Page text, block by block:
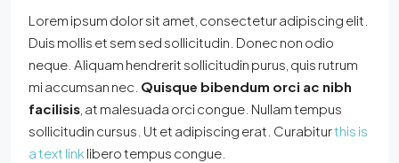
Lorem ipsum dolor sit amet, consectetur adipiscing elit.
Duis mollis et sem sed sollicitudin. Donec non odio
neque. Aliquam hendrerit sollicitudin purus, quis rutrum
mi accumsan nec. Quisque bibendum orci ac nibh
facilisis , at malesuada orci congue. Nullam tempus
sollicitudin cursus. Ut et adipiscing erat. Curabiturthis is
a text link libero tempus congue.